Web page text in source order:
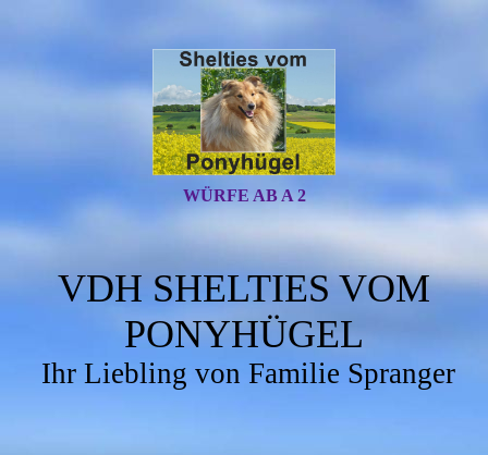
WÜRFE AB A 2
VDH SHELTIES VOM
PONYHÜGEL
Ihr Liebling von Familie Spranger